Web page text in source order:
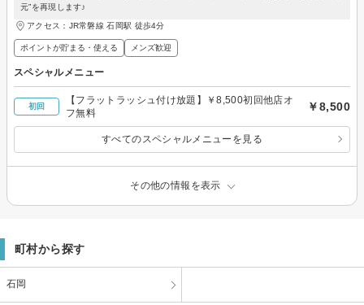
元”を再現します♪
アクセス：JR常磐線 石岡駅 徒歩4分
ポイントが貯まる・使える メンズ歓迎
スペシャルメニュー
初回
【フラットラッシュ付け放題】￥8,500初回他店オ
フ無料
￥8,500
すべてのスペシャルメニューを見る
その他の情報を表示
町村から探す
石岡